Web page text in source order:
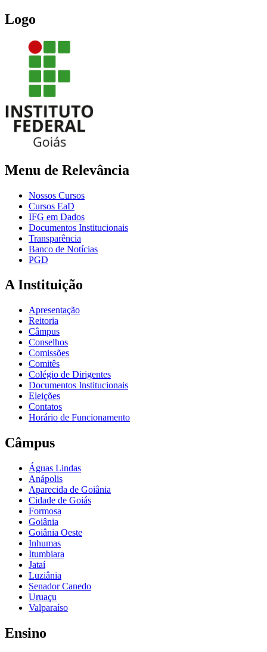
Logo
Menu de Relevância
Nossos Cursos
Cursos EaD
IFG em Dados
Documentos Institucionais
Transparência
Banco de Notícias
PGD
A Instituição
Apresentação
Reitoria
Câmpus
Conselhos
Comissões
Comitês
Colégio de Dirigentes
Documentos Institucionais
Eleições
Contatos
Horário de Funcionamento
Câmpus
Águas Lindas
Anápolis
Aparecida de Goiânia
Cidade de Goiás
Formosa
Goiânia
Goiânia Oeste
Inhumas
Itumbiara
Jataí
Luziânia
Senador Canedo
Uruaçu
Valparaíso
Ensino